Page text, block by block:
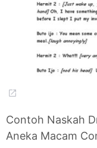
Contoh Naskah
Aneka Macam